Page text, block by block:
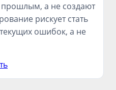
а не создают
рискует стать
ошибок, а не